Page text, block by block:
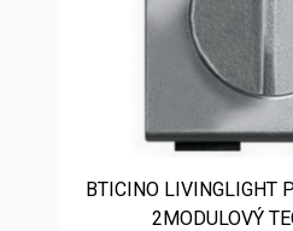
BTICINO LIVINGLIGHT
2MODULOVÝ